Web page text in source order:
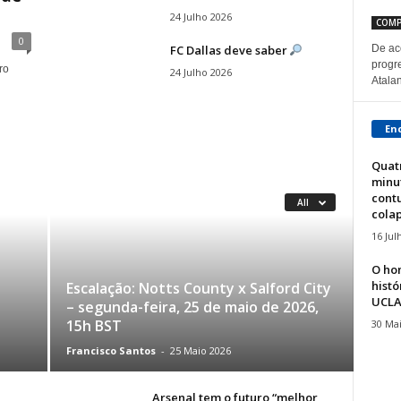
0
24 Julho 2026
FC Dallas deve saber
24 Julho 2026
All
Escalação: Notts County x Salford City
– segunda-feira, 25 de maio de 2026,
15h BST
Francisco Santos - 25 Maio 2026
Arsenal tem o futuro “melhor
De
16
O
UCLA
30